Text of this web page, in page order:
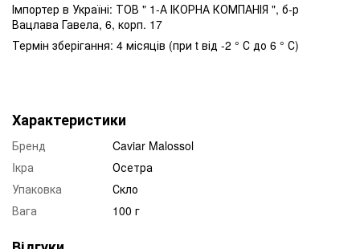
Імпортер в Україні: ТОВ " 1-А ІКОРНА КОМПАНІЯ ", б-р
Вацлава Гавела, 6, корп. 17
Термін зберігання: 4 місяців (при t від -2 ° С до 6 ° С)
Характеристики
Бренд
Caviar Malossol
Iкра
Осетра
Упаковка
Скло
Вага
100 г